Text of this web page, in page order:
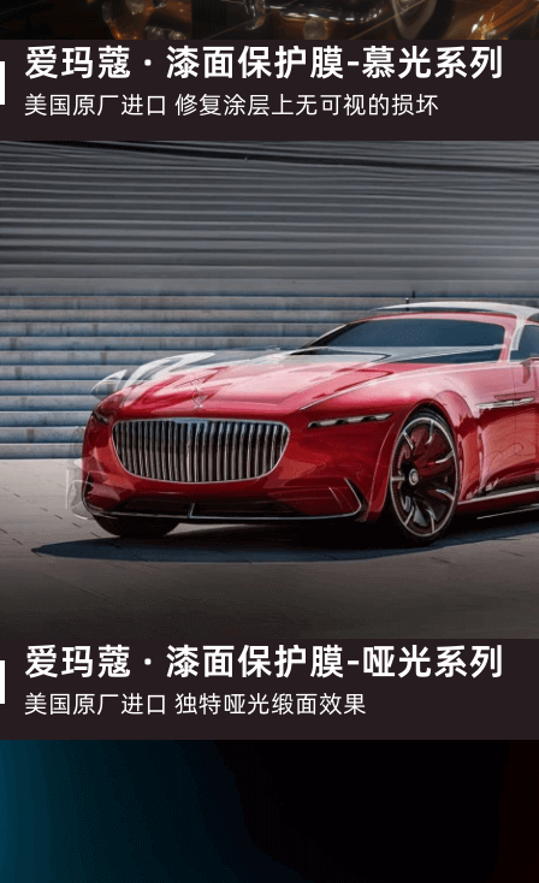
爱玛蔻 · 漆面保护膜-慕光系列
美国原厂进口 修复涂层上无可视的损坏
爱玛蔻 · 漆面保护膜-哑光系列
美国原厂进口 独特哑光缎面效果